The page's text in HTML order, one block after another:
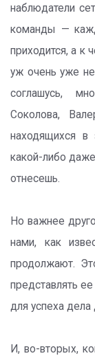
наблюдатели
команды —
приходится, а к
уж очень уже
соглашусь,
Соколова,
находящихся в
какой-либо
отнесешь.
Но важнее
нами, как
продолжают.
представлять
для успеха дела
И, во-вторых,